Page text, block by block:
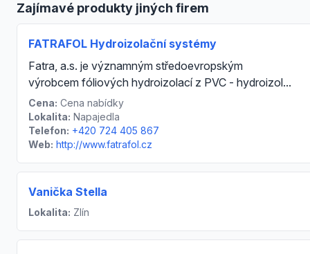
Zajímavé produkty jiných firem
FATRAFOL Hydroizolační systémy
Fatra, a.s. je významným středoevropským
výrobcem fóliových hydroizolací z PVC - hydroizol...
Cena: Cena nabídky
Lokalita: Napajedla
Telefon: +420 724 405 867
Web: http://www.fatrafol.cz
Vanička Stella
Lokalita: Zlín